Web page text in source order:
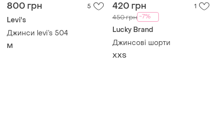
800 грн 5
Levi's
Джинси levi’s 504
M
420 грн 1
450 грн -7%
Lucky Brand
Джинсові шорти
XХS